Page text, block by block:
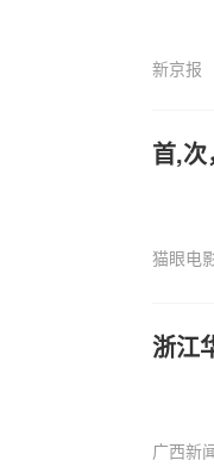
新京报
首,
猫眼电
浙江
广西新